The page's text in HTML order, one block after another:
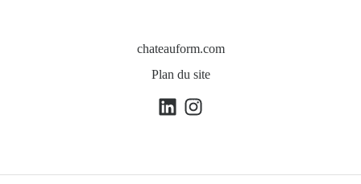
chateauform.com
Plan du site